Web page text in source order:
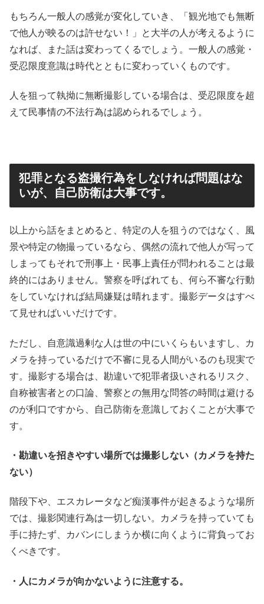
もちろん一般人の感覚が変化していき、「観光地でも無断
で他人が映るのは許せない！」と大半の人が考えるように
なれば、また話は変わってくるでしょう。一般人の感覚・
受忍限度意識は時代とともに変わっていくものです。
人を狙って執拗に無断撮影している場合は、受忍限度を超
えて民事情の不法行為は認められるでしょう。
犯罪となる盗撮行為をしなければ問題はな
いが、自己防衛は大事です。
以上から話をまとめると、特定の人を狙うのではなく、風
景や特定の物撮っているなら、偶然の流れで他人が写って
しまってもそれで刑事上・民事上責任が問われることは最
終的にはありません。警察を呼ばれても、何ら不審な行動
をしていなければ結局嫌疑は晴れます。撮影データはすべ
て見せればいいだけです。
ただし、自意識過剰な人は世の中にいくらもいますし、カ
メラを持っているだけで不審に見る人間がいるのも現実で
す。撮影する場合は、勘違いで犯罪者扱いされるリスク、
自称被害者との口論、警察との無用な問答の時間は避ける
のが利口ですから、自己防衛を意識しておくことが大事で
す。
・勘違いを招きやすい場所では撮影しない（カメラを持た
ない）
階段下や、エスカレータなど痴漢事件が起きるような場所
では、撮影関連行為は一切しない。カメラを持っていても
手に持たず、カバンにしまうか横に向くように背負ってお
くべきです。
・人にカメラが向かないように注意する。